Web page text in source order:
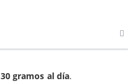
30 gramos al día.